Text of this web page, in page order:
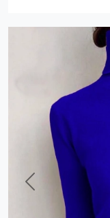
Previous